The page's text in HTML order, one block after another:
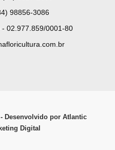
98856-3086
02.977.859/0001-80
Desenvolvido por Atlantic
Digital